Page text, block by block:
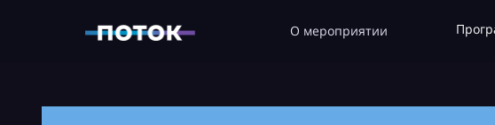
О мероприятии